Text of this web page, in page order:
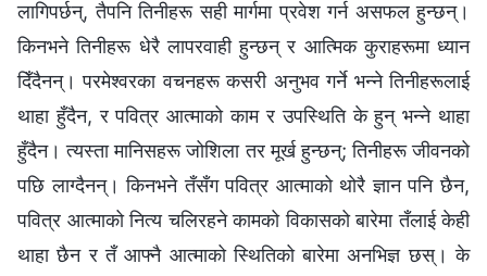
लागिपर्छन्, तैपनि तिनीहरू सही मार्गमा प्रवेश गर्न असफल हुन्छन्।
किनभने तिनीहरू धेरै लापरवाही हुन्छन् र आत्मिक कुराहरूमा ध्यान
दिँदैनन्। परमेश्‍वरका वचनहरू कसरी अनुभव गर्ने भन्‍ने तिनीहरूलाई
थाहा हुँदैन, र पवित्र आत्माको काम र उपस्थिति के हुन् भन्‍ने थाहा
हुँदैन। त्यस्ता मानिसहरू जोशिला तर मूर्ख हुन्छन्; तिनीहरू जीवनको
पछि लाग्दैनन्। किनभने तँसँग पवित्र आत्माको थोरै ज्ञान पनि छैन,
पवित्र आत्माको नित्य चलिरहने कामको विकासको बारेमा तँलाई केही
थाहा छैन र तँ आफ्नै आत्माको स्थितिको बारेमा अनभिज्ञ छस्। के